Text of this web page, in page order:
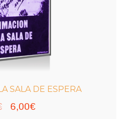
SALA DE ESPERA
El6,00€El